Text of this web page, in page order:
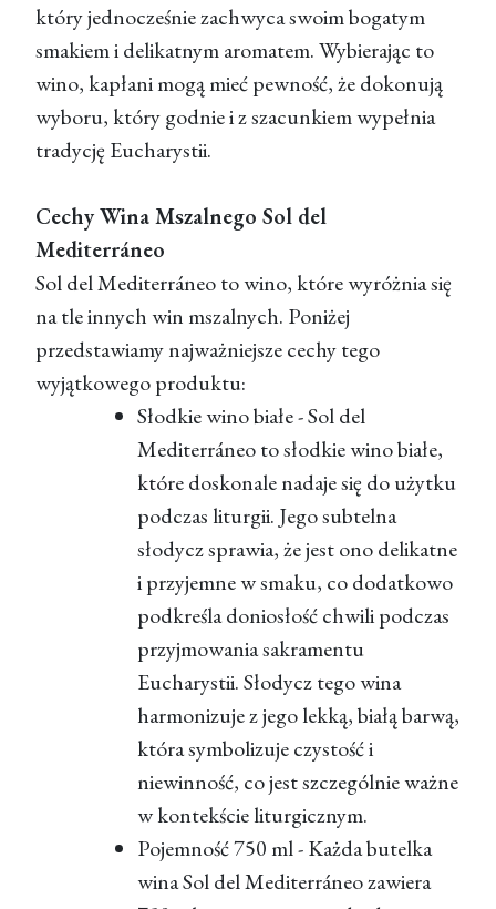
który jednocześnie zachwyca swoim bogatym
smakiem i delikatnym aromatem. Wybierając to
wino, kapłani mogą mieć pewność, że dokonują
wyboru, który godnie i z szacunkiem wypełnia
tradycję Eucharystii.
Cechy Wina Mszalnego Sol del
Mediterráneo
Sol del Mediterráneo to wino, które wyróżnia się
na tle innych win mszalnych. Poniżej
przedstawiamy najważniejsze cechy tego
wyjątkowego produktu:
Słodkie wino białe - Sol del
Mediterráneo to słodkie wino białe,
które doskonale nadaje się do użytku
podczas liturgii. Jego subtelna
słodycz sprawia, że jest ono delikatne
i przyjemne w smaku, co dodatkowo
podkreśla doniosłość chwili podczas
przyjmowania sakramentu
Eucharystii. Słodycz tego wina
harmonizuje z jego lekką, białą barwą,
która symbolizuje czystość i
niewinność, co jest szczególnie ważne
w kontekście liturgicznym.
Pojemność 750 ml - Każda butelka
wina Sol del Mediterráneo zawiera